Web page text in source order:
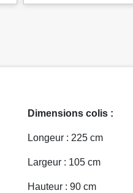
Dimensions colis :
Longeur : 225 cm
Largeur : 105 cm
Hauteur : 90 cm